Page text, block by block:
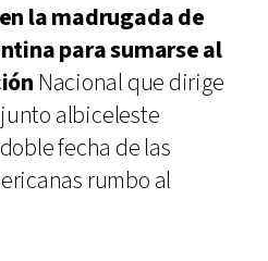
la madrugada de
para sumarse al
Nacional que dirige
albiceleste
fecha de las
rumbo al